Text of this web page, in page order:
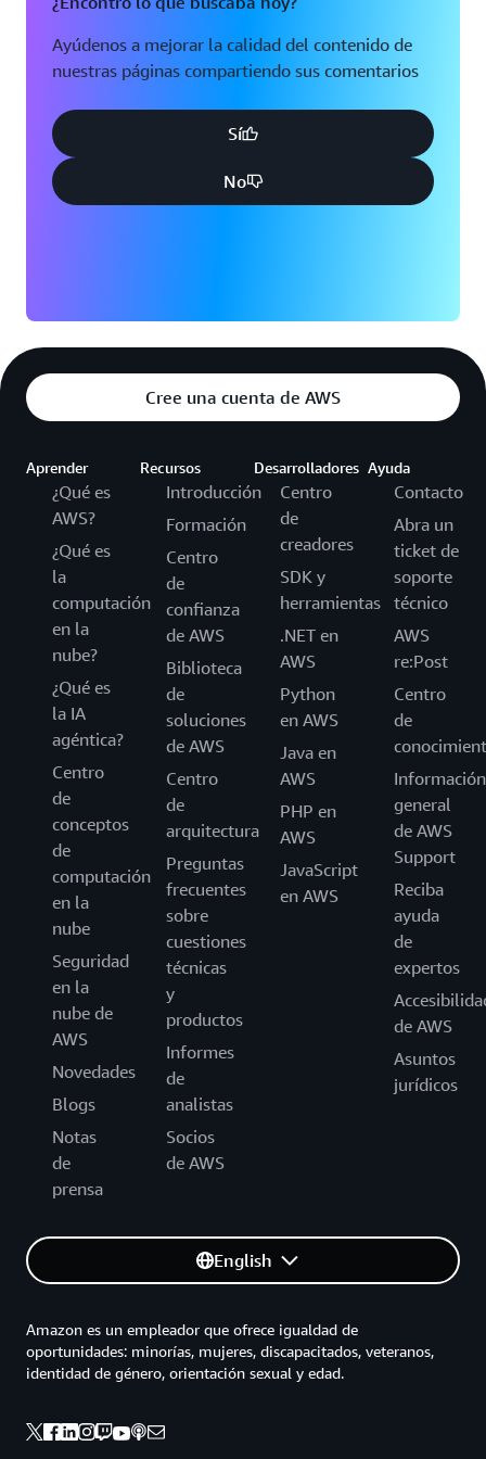
Ayúdenos a mejorar la calidad del contenido de
nuestras páginas compartiendo sus comentarios
Sí
No
Cree una cuenta de AWS
Aprender
¿Qué es
AWS?
¿Qué es
la
computación
en la
nube?
¿Qué es
la IA
agéntica?
Centro
de
conceptos
de
computación
en la
nube
Seguridad
en la
nube de
AWS
Novedades
Blogs
Notas
de
prensa
Recursos
Introducción
Formación
Centro
de
confianza
de AWS
Biblioteca
de
soluciones
de AWS
Centro
de
arquitectura
Preguntas
frecuentes
sobre
cuestiones
técnicas
y
productos
Informes
de
analistas
Socios
de AWS
Desarrolladores
Centro
de
creadores
SDK y
herramientas
.NET en
AWS
Python
en AWS
Java en
AWS
PHP en
AWS
JavaScript
en AWS
Ayuda
Contacto
Abra un
ticket de
soporte
técnico
AWS
re:Post
Centro
de
Información
general
de AWS
Support
Reciba
ayuda
de
expertos
de AWS
Asuntos
jurídicos
English
Amazon es un empleador que ofrece igualdad de
oportunidades: minorías, mujeres, discapacitados, veteranos,
identidad de género, orientación sexual y edad.